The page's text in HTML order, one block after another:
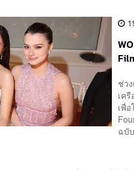
ช่ว
เค
เพื่
ฉบั